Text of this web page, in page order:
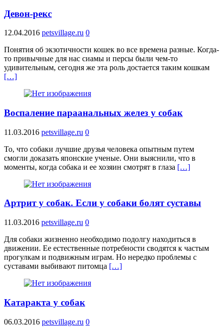
Девон-рекс
12.04.2016 petsvillage.ru 0
Понятия об экзотичности кошек во все времена разные. Когда-
то привычные для нас сиамы и персы были чем-то
удивительным, сегодня же эта роль достается таким кошкам
[…]
Воспаление параанальных желез у собак
11.03.2016 petsvillage.ru 0
То, что собаки лучшие друзья человека опытным путем
смогли доказать японские ученые. Они выяснили, что в
моменты, когда собака и ее хозяин смотрят в глаза […]
Артрит у собак. Если у собаки болят суставы
11.03.2016 petsvillage.ru 0
Для собаки жизненно необходимо подолгу находиться в
движении. Ее естественные потребности сводятся к частым
прогулкам и подвижным играм. Но нередко проблемы с
суставами выбивают питомца […]
Катаракта у собак
06.03.2016 petsvillage.ru 0